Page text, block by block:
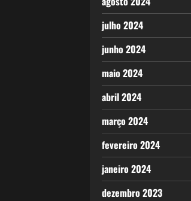
julho 2024
junho 2024
maio 2024
abril 2024
março 2024
fevereiro 2024
janeiro 2024
dezembro 2023